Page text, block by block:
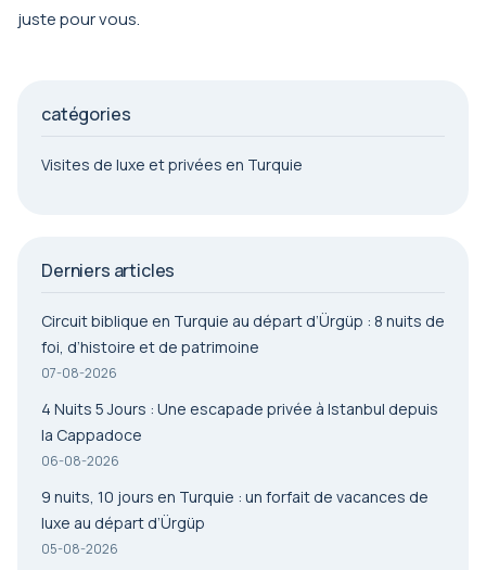
juste pour vous.
catégories
Visites de luxe et privées en Turquie
Derniers articles
Circuit biblique en Turquie au départ d’Ürgüp : 8 nuits de
foi, d’histoire et de patrimoine
07-08-2026
4 Nuits 5 Jours : Une escapade privée à Istanbul depuis
la Cappadoce
06-08-2026
9 nuits, 10 jours en Turquie : un forfait de vacances de
luxe au départ d’Ürgüp
05-08-2026